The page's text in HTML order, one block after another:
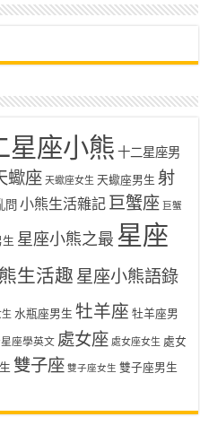
星座小熊 十二星座男
蠍座 天蠍座女生 天蠍座男生 射
問 小熊生活雜記 巨蟹座 巨蟹
生 星座小熊之最 星座
生活趣 星座小熊語錄
水瓶座男生 牡羊座 牡羊座男
座學英文 處女座 處女座女生 處女
雙子座 雙子座女生 雙子座男生